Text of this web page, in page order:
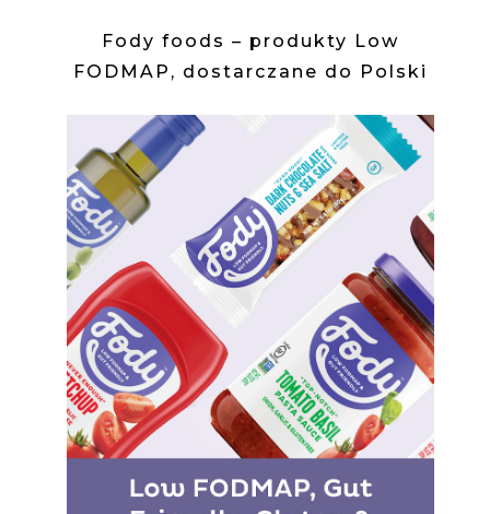
Fody foods – produkty Low
FODMAP, dostarczane do Polski